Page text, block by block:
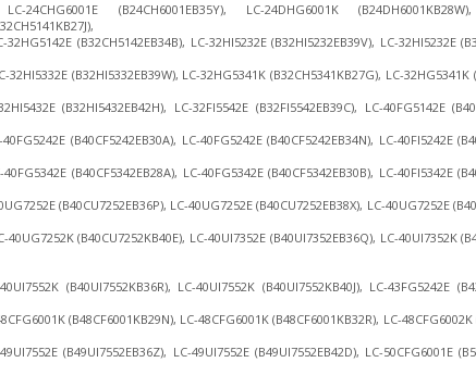
24CHG6001E (B24CH6001EB35Y), LC-24DHG6001K
(B32CH5142EB34B), LC-32HI5232E (B32HI5232EB39V), LC-32HI5232E
32HI5332E (B32HI5332EB39W), LC-32HG5341K (B32CH5341KB27G), LC-32HG5341K
(B32HI5432EB42H), LC-32FI5542E (B32FI5542EB39C), LC-40FG5142E
(B40CF5242EB30A), LC-40FG5242E (B40CF5242EB34N), LC-40FI5242E
(B40CF5342EB28A), LC-40FG5342E (B40CF5342EB30B), LC-40FI5342E
(B40CU7252EB36P), LC-40UG7252E (B40CU7252EB38X), LC-40UG7252E
40UG7252K (B40CU7252KB40E), LC-40UI7352E (B40UI7352EB36Q), LC-40UI7352K
(B40UI7552KB36R), LC-40UI7552K (B40UI7552KB40J), LC-43FG5242E
(B48CF6001KB29N), LC-48CFG6001K (B48CF6001KB32R), LC-
(B49UI7552EB36Z), LC-49UI7552E (B49UI7552EB42D), LC-50CFG6001E